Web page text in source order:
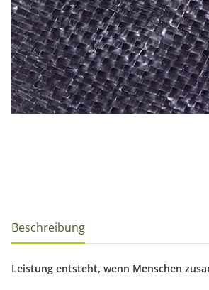
Beschreibung
Leistung entsteht, wenn Menschen